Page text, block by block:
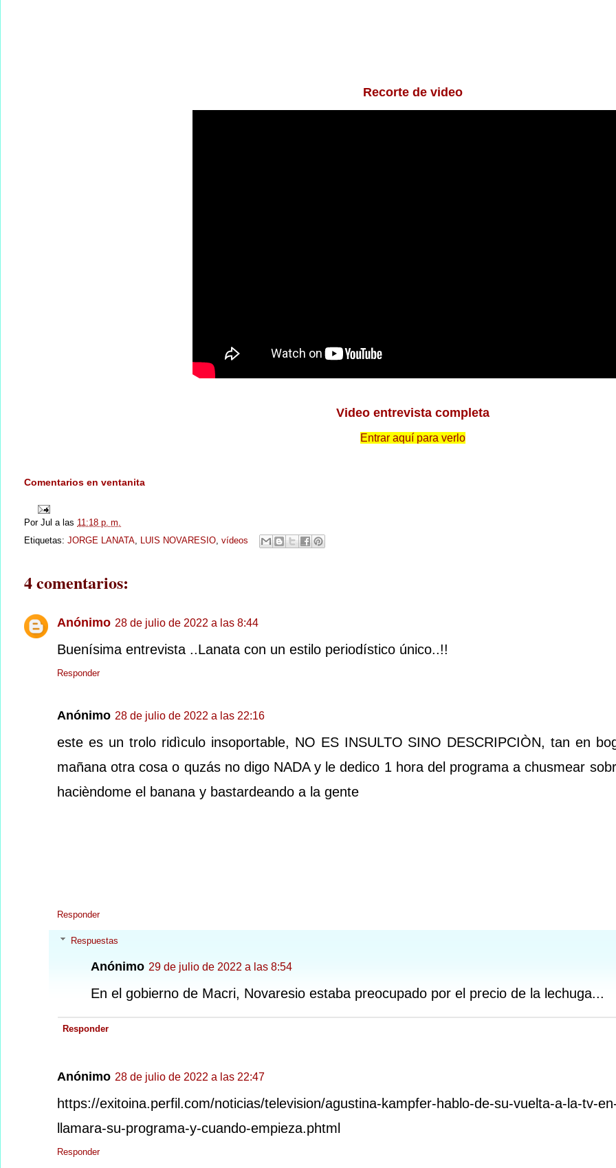
Recorte de video
Video entrevista completa
Entrar aquí para verlo
Comentarios en ventanita
Por Jul a las 11:18 p. m.
Etiquetas: JORGE LANATA LUIS NOVARESIO vídeos
4 comentarios:
Anónimo 28 de julio de 2022 a las 8:44
Buenísima entrevista ..Lanata con un estilo periodístico único..!!
Responder
Anónimo 28 de julio de 2022 a las 22:16
este es un trolo ridìculo insoportable, NO ES INSULTO SINO DESCRIPCIÒN, tan en
mañana otra cosa o quzás no digo NADA y le dedico 1 hora del programa a chusmear
hacièndome el banana y bastardeando a la gente
Responder
Respuestas
Anónimo 29 de julio de 2022 a las 8:54
En el gobierno de Macri, Novaresio estaba preocupado por el precio de la lechuga...
Responder
Anónimo 28 de julio de 2022 a las 22:47
https://exitoina.perfil.com/noticias/television/agustina-kampfer-hablo-de-su-vuelta-a-la-tv-
llamara-su-programa-y-cuando-empieza.phtml
Responder